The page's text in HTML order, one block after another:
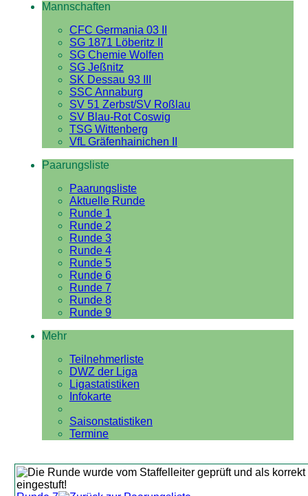
Mannschaften
CFC Germania 03 II
SG 1871 Löberitz II
SG Chemie Wolfen
SG Jeßnitz
SK Dessau 93 III
SSC Annaburg
SV 51 Zerbst/SV Roßlau
SV Blau-Rot Coswig
TSG Wittenberg
VfL Gräfenhainichen II
Paarungsliste
Paarungsliste
Aktuelle Runde
Runde 1
Runde 2
Runde 3
Runde 4
Runde 5
Runde 6
Runde 7
Runde 8
Runde 9
Mehr
Teilnehmerliste
DWZ der Liga
Ligastatistiken
Infokarte
Saisonstatistiken
Termine